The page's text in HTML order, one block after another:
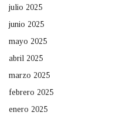
julio 2025
junio 2025
mayo 2025
abril 2025
marzo 2025
febrero 2025
enero 2025